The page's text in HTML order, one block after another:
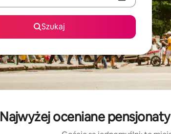
Szukaj
Najwyżej oceniane